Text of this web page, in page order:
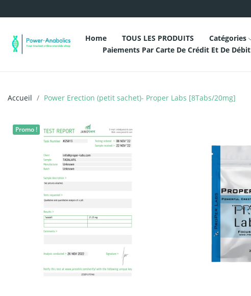
Home TOUS LES PRODUITS Catégories
Paiements Par Carte De Crédit Et De Débit
Accueil Power Erection (petit sachet)- Proper Labs [8Tabs/20mg]
Promo !